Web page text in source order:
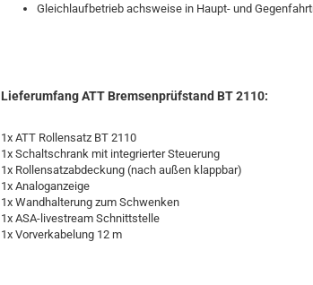
Gleichlaufbetrieb achsweise in Haupt- und
Lieferumfang ATT Bremsenprüfstand BT 2110:
1x ATT Rollensatz BT 2110
1x Schaltschrank mit integrierter Steuerung
1x Rollensatzabdeckung (nach außen klappbar)
1x Analoganzeige
1x Wandhalterung zum Schwenken
1x ASA-livestream Schnittstelle
1x Vorverkabelung 12 m